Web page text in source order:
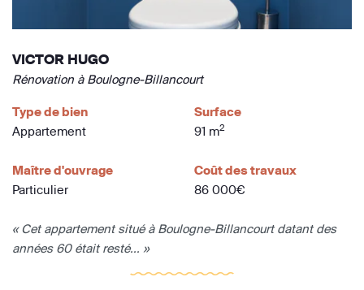
VICTOR HUGO
Rénovation à Boulogne-Billancourt
Type de bien
Appartement
Surface
91 m2
Maître d'ouvrage
Particulier
Coût des travaux
86 000€
« Cet appartement situé à Boulogne-Billancourt datant des
années 60 était resté... »